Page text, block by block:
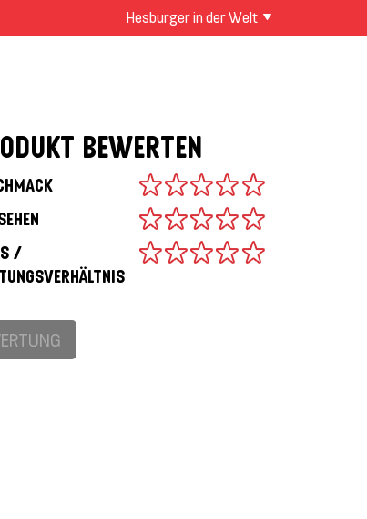
Hesburger in der Welt
BEWERTEN
/